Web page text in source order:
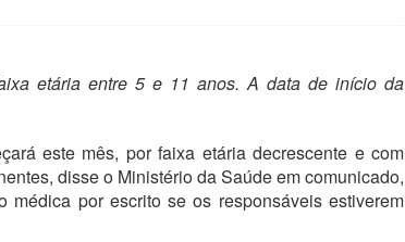
etária entre 5 e 11 anos. A data de início da
este mês, por faixa etária decrescente e com
disse o Ministério da Saúde em comunicado,
médica por escrito se os responsáveis estiverem